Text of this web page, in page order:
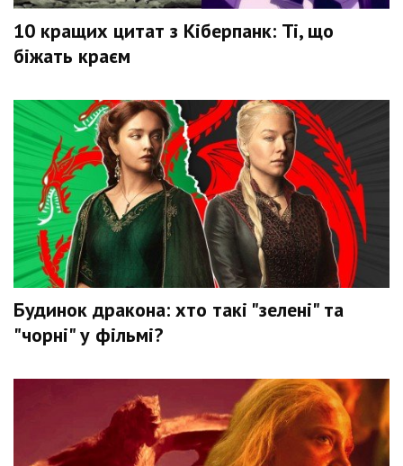
10 кращих цитат з Кіберпанк: Ті, що
біжать краєм
Будинок дракона: хто такі "зелені" та
"чорні" у фільмі?